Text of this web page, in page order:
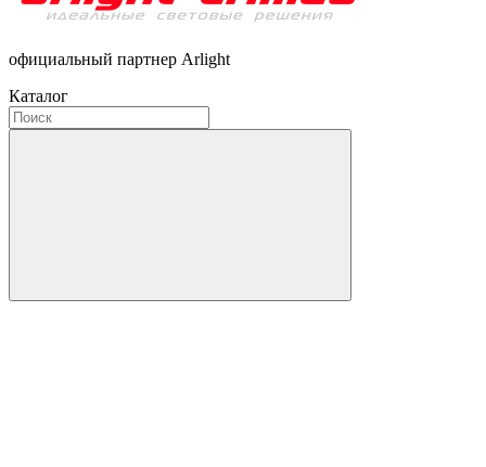
официальный партнер Arlight
Каталог